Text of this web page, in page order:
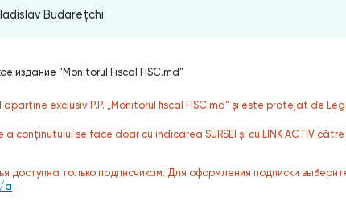
Budarețchi
издание "Monitorul Fiscal FISC.md"
aparține exclusiv P.P. „Monitorul fiscal FISC.md” și este protejat de
a conținutului se face doar cu indicarea SURSEI și cu LINK ACTIV
доступна только подписчикам. Для оформления подписки
а